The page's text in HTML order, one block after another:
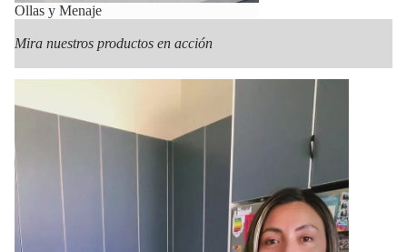
Ollas y Menaje
Mira nuestros productos en acción